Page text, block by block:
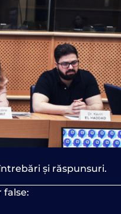
și răspunsuri.